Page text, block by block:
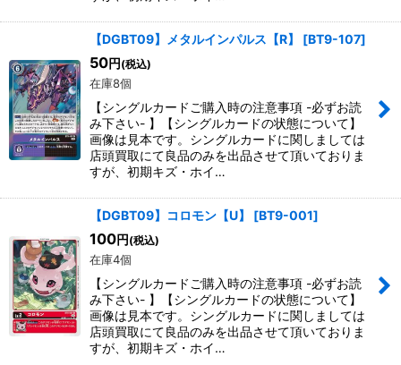
【DGBT09】メタルインパルス【R】 [BT9-107]
50円 (税込)
在庫8個
【シングルカードご購入時の注意事項 -必ずお読
み下さい- 】【シングルカードの状態について】
画像は見本です。シングルカードに関しましては
店頭買取にて良品のみを出品させて頂いておりま
すが、初期キズ・ホイ…
【DGBT09】コロモン【U】 [BT9-001]
100円 (税込)
在庫4個
【シングルカードご購入時の注意事項 -必ずお読
み下さい- 】【シングルカードの状態について】
画像は見本です。シングルカードに関しましては
店頭買取にて良品のみを出品させて頂いておりま
すが、初期キズ・ホイ…